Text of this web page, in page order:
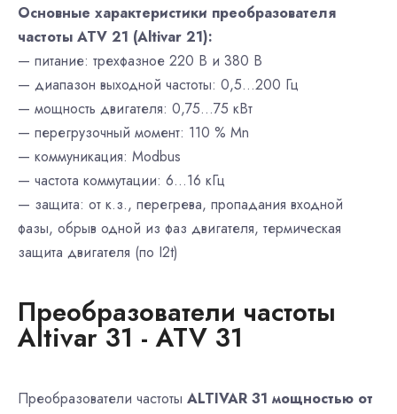
Основные характеристики преобразователя
частоты ATV 21 (Altivar 21):
— питание: трехфазное 220 В и 380 В
— диапазон выходной частоты: 0,5…200 Гц
— мощность двигателя: 0,75…75 кВт
— перегрузочный момент: 110 % Mn
— коммуникация: Modbus
— частота коммутации: 6…16 кГц
— защита: от к.з., перегрева, пропадания входной
фазы, обрыв одной из фаз двигателя, термическая
защита двигателя (по I2t)
Преобразователи частоты
Altivar 31 - ATV 31
Преобразователи частоты ALTIVAR 31 мощностью от